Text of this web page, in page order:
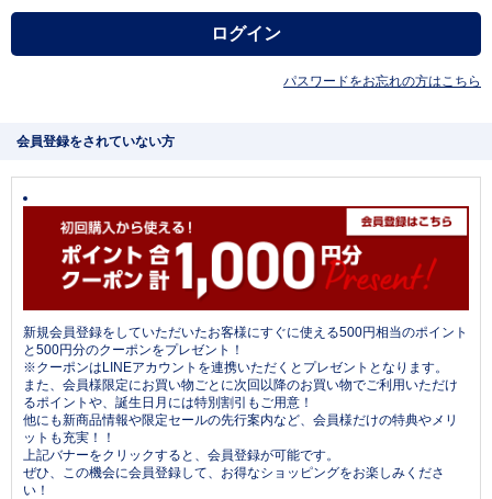
パスワードをお忘れの方はこちら
会員登録をされていない方
新規会員登録をしていただいたお客様にすぐに使える500円相当のポイント
と500円分のクーポンをプレゼント！
※クーポンはLINEアカウントを連携いただくとプレゼントとなります。
また、会員様限定にお買い物ごとに次回以降のお買い物でご利用いただけ
るポイントや、誕生日月には特別割引もご用意！
他にも新商品情報や限定セールの先行案内など、会員様だけの特典やメリ
ットも充実！！
上記バナーをクリックすると、会員登録が可能です。
ぜひ、この機会に会員登録して、お得なショッピングをお楽しみくださ
い！